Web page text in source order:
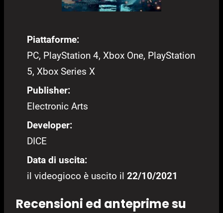
Piattaforme:
PC, PlayStation 4, Xbox One, PlayStation
5, Xbox Series X
Publisher:
Electronic Arts
Developer:
DICE
Data di uscita:
il videogioco è uscito il 22/10/2021
Recensioni ed anteprime su